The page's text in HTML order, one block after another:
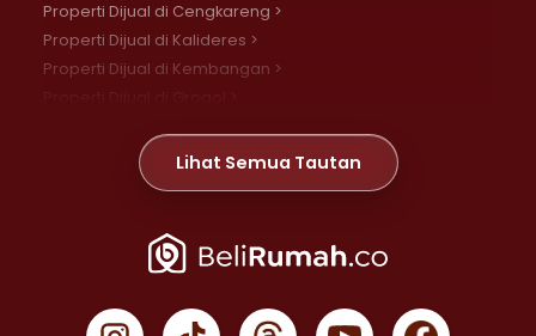
Properti Dijual di Cengkareng >
Properti Dijual di Kalideres >
Properti Dijual di Kembangan >
Properti Dijual di Meruya >
Properti Dijual di Jelambar >
Properti Dijual di Jakarta Pusat >
Properti Dijual di Gambir >
Lihat Semua Tautan